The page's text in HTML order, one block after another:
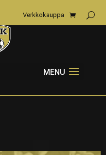
Verkkokauppa